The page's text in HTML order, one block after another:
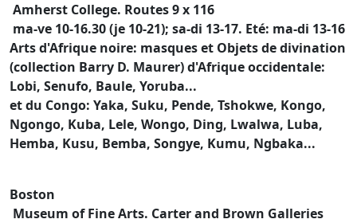
Amherst College. Routes 9 x 116
ma-ve 10-16.30 (je 10-21); sa-di 13-17. Eté: ma-di 13-16
Arts d'Afrique noire: masques et Objets de divination
(collection Barry D. Maurer) d'Afrique occidentale:
Lobi, Senufo, Baule, Yoruba...
et du Congo: Yaka, Suku, Pende, Tshokwe, Kongo,
Ngongo, Kuba, Lele, Wongo, Ding, Lwalwa, Luba,
Hemba, Kusu, Bemba, Songye, Kumu, Ngbaka...
Boston
Museum of Fine Arts. Carter and Brown Galleries